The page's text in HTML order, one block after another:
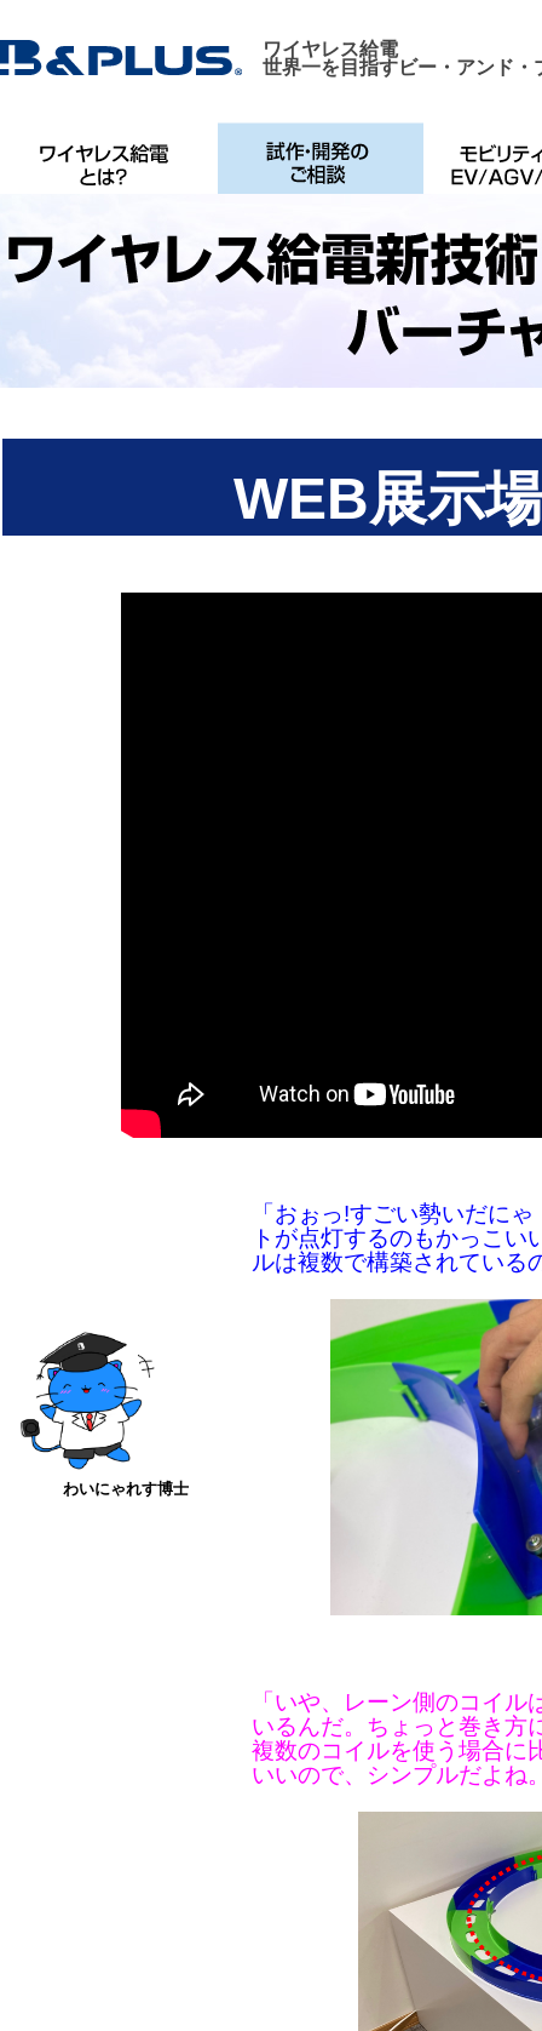
ワイヤレス給電
世界一を目指すビー・アンド・
WEB展示
わいにゃれす博士
「おぉっ!すごい勢いだに
トが点灯するのもかっこ
ルは複数で構築されている
「いや、レーン側のコイ
いるんだ。ちょっと巻き
複数のコイルを使う場合に
いいので、シンプルだよね